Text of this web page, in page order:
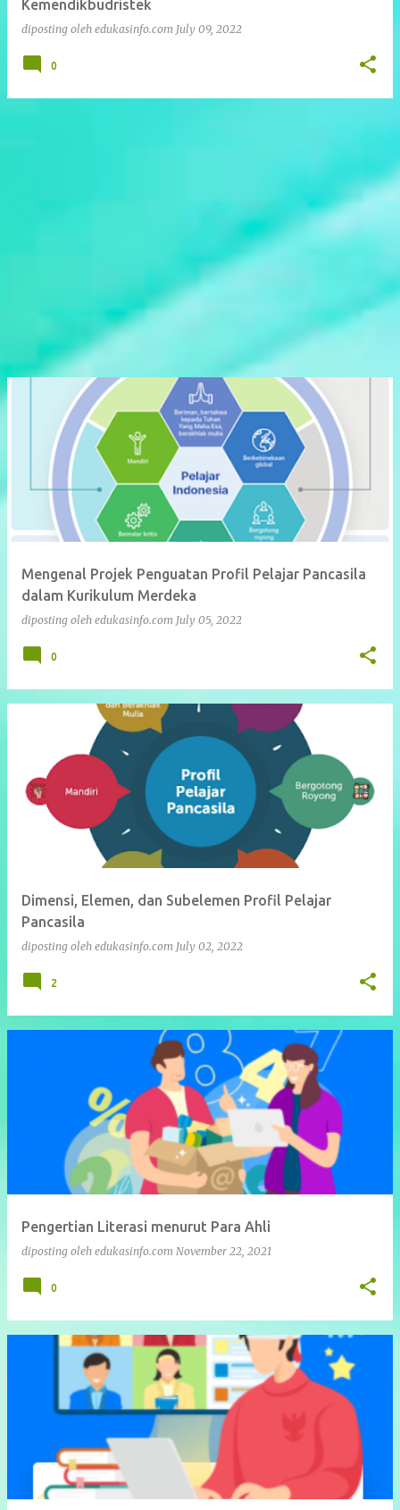
Kemendikbudristek
diposting oleh edukasinfo.com July 09, 2022
0
Mengenal Projek Penguatan Profil Pelajar Pancasila
dalam Kurikulum Merdeka
diposting oleh edukasinfo.com July 05, 2022
0
Dimensi, Elemen, dan Subelemen Profil Pelajar
Pancasila
diposting oleh edukasinfo.com July 02, 2022
2
Pengertian Literasi menurut Para Ahli
diposting oleh edukasinfo.com November 22, 2021
0